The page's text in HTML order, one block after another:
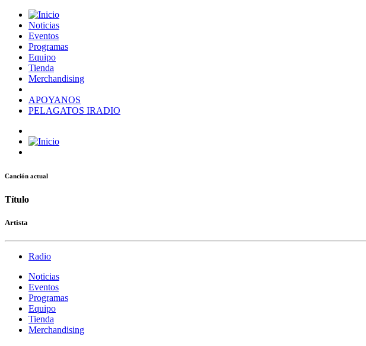
Noticias
Eventos
Programas
Equipo
Tienda
Merchandising
APOYANOS
PELAGATOS IRADIO
Canción actual
Título
Artista
Radio
Noticias
Eventos
Programas
Equipo
Tienda
Merchandising